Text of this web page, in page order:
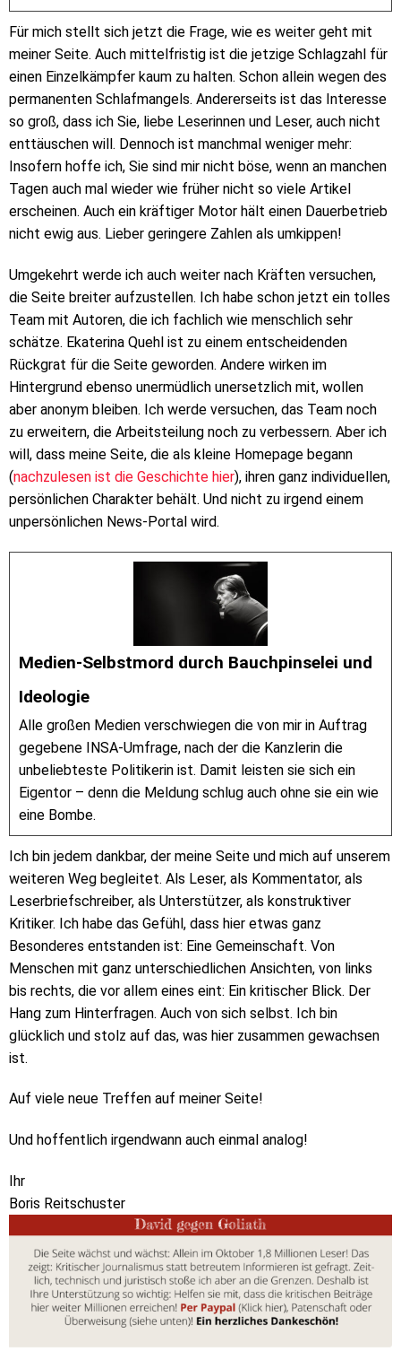
Für mich stellt sich jetzt die Frage, wie es weiter geht mit
meiner Seite. Auch mittelfristig ist die jetzige Schlagzahl für
einen Einzelkämpfer kaum zu halten. Schon allein wegen des
permanenten Schlafmangels. Andererseits ist das Interesse
so groß, dass ich Sie, liebe Leserinnen und Leser, auch nicht
enttäuschen will. Dennoch ist manchmal weniger mehr:
Insofern hoffe ich, Sie sind mir nicht böse, wenn an manchen
Tagen auch mal wieder wie früher nicht so viele Artikel
erscheinen. Auch ein kräftiger Motor hält einen Dauerbetrieb
nicht ewig aus. Lieber geringere Zahlen als umkippen!
Umgekehrt werde ich auch weiter nach Kräften versuchen,
die Seite breiter aufzustellen. Ich habe schon jetzt ein tolles
Team mit Autoren, die ich fachlich wie menschlich sehr
schätze. Ekaterina Quehl ist zu einem entscheidenden
Rückgrat für die Seite geworden. Andere wirken im
Hintergrund ebenso unermüdlich unersetzlich mit, wollen
aber anonym bleiben. Ich werde versuchen, das Team noch
zu erweitern, die Arbeitsteilung noch zu verbessern. Aber ich
will, dass meine Seite, die als kleine Homepage begann
(nachzulesen ist die Geschichte hier), ihren ganz individuellen,
persönlichen Charakter behält. Und nicht zu irgend einem
unpersönlichen News-Portal wird.
Medien-Selbstmord durch Bauchpinselei und
Ideologie
Alle großen Medien verschwiegen die von mir in Auftrag
gegebene INSA-Umfrage, nach der die Kanzlerin die
unbeliebteste Politikerin ist. Damit leisten sie sich ein
Eigentor – denn die Meldung schlug auch ohne sie ein wie
eine Bombe.
Ich bin jedem dankbar, der meine Seite und mich auf unserem
weiteren Weg begleitet. Als Leser, als Kommentator, als
Leserbriefschreiber, als Unterstützer, als konstruktiver
Kritiker. Ich habe das Gefühl, dass hier etwas ganz
Besonderes entstanden ist: Eine Gemeinschaft. Von
Menschen mit ganz unterschiedlichen Ansichten, von links
bis rechts, die vor allem eines eint: Ein kritischer Blick. Der
Hang zum Hinterfragen. Auch von sich selbst. Ich bin
glücklich und stolz auf das, was hier zusammen gewachsen
ist.
Auf viele neue Treffen auf meiner Seite!
Und hoffentlich irgendwann auch einmal analog!
Ihr
Boris Reitschuster